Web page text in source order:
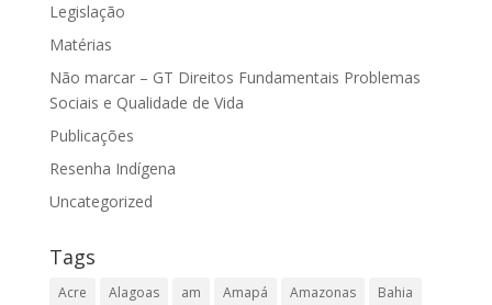
Legislação
Matérias
Não marcar – GT Direitos Fundamentais Problemas
Sociais e Qualidade de Vida
Publicações
Resenha Indígena
Uncategorized
Tags
Acre Alagoas am Amapá Amazonas
Bahia